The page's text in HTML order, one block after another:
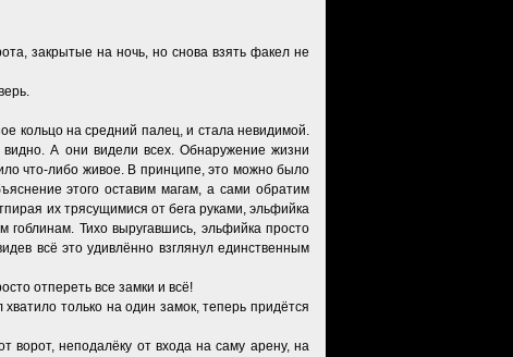
закрытые на ночь, но снова взять факел не
кольцо на средний палец, и стала невидимой.
А они видели всех. Обнаружение жизни
что-либо живое. В принципе, это можно было
этого оставим магам, а сами обратим
их трясущимися от бега руками, эльфийка
гоблинам. Тихо выругавшись, эльфийка просто
всё это удивлённо взглянул единственным
отпереть все замки и всё!
только на один замок, теперь придётся
ворот, неподалёку от входа на саму арену, на